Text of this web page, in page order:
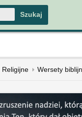
Religijne Wersety